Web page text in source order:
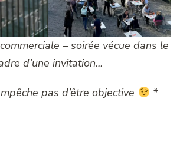
– soirée vécue dans le
d’une invitation…
pas d’être objective *